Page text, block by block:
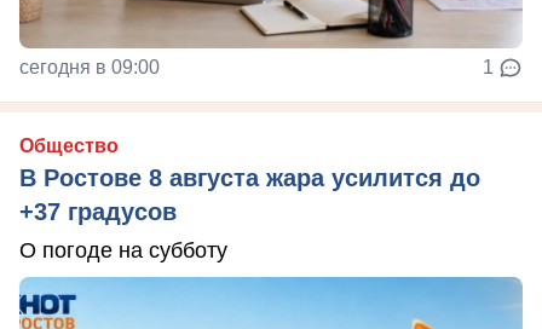
сегодня в 09:00 1
Общество
В Ростове 8 августа жара усилится до
+37 градусов
О погоде на субботу